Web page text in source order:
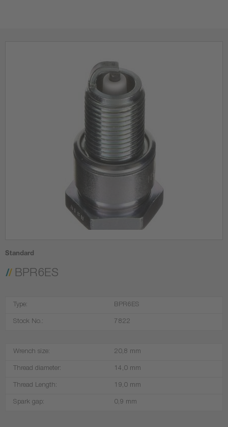
Standard
BPR6ES
Type: BPR6ES
Stock No.: 7822
Wrench size: 20,8 mm
Thread diameter: 14,0 mm
Thread Length: 19,0 mm
Spark gap: 0,9 mm